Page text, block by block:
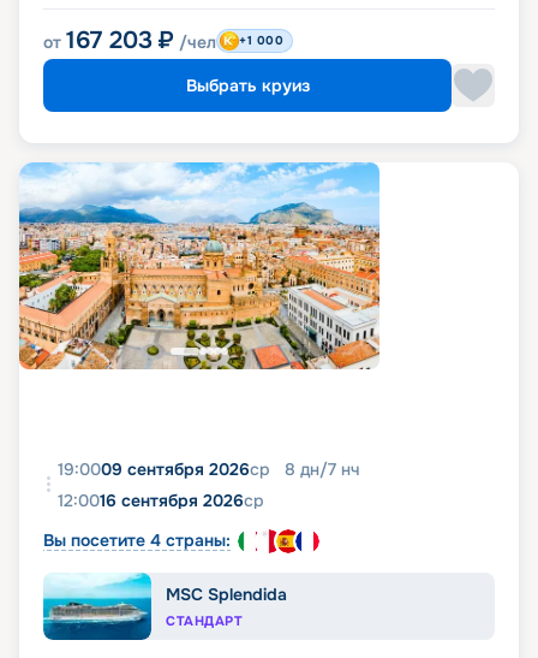
от 167 203 ₽ /чел +1 000
Выбрать круиз
19:0009 сентября 2026ср 8 дн/7 нч
12:0016 сентября 2026ср
Вы посетите 4 страны:
MSC Splendida
СТАНДАРТ